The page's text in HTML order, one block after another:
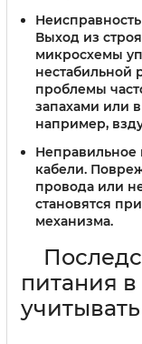
Выход из
микросхемы
нестабильной
проблемы
запахами или
например,
кабели.
провода или
становятся
механизма.
питания в
учитывать